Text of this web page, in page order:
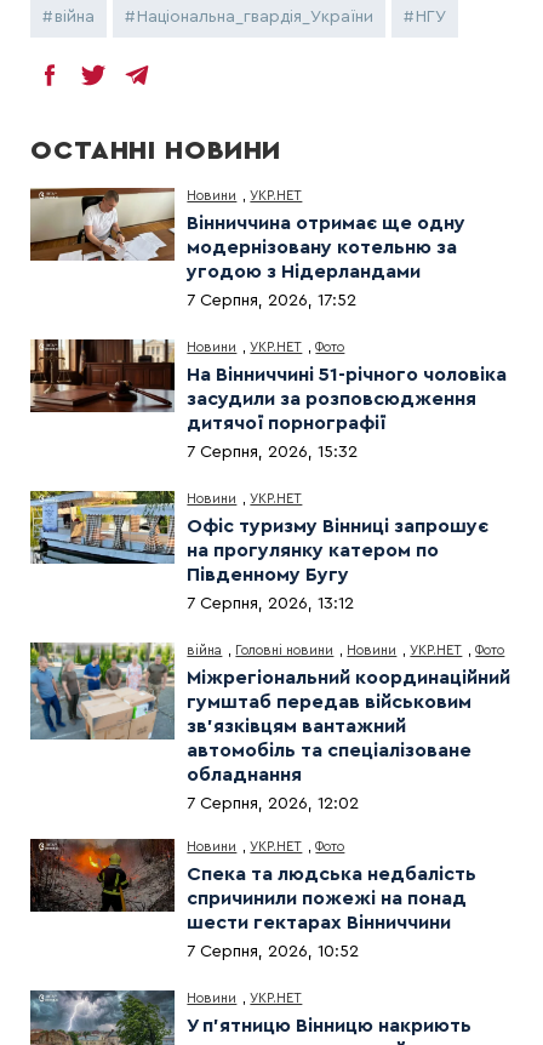
війна Національна_гвардія_України НГУ
ОСТАННІ НОВИНИ
Новини ,УКР.НЕТ
Вінниччина отримає ще одну
модернізовану котельню за
угодою з Нідерландами
7 Серпня, 2026, 17:52
Новини ,УКР.НЕТ ,Фото
На Вінниччині 51-річного чоловіка
засудили за розповсюдження
дитячої порнографії
7 Серпня, 2026, 15:32
Новини ,УКР.НЕТ
Офіс туризму Вінниці запрошує
на прогулянку катером по
Південному Бугу
7 Серпня, 2026, 13:12
війна Головні новини Новини ,УКР.НЕТ ,Фото
Міжрегіональний координаційний
гумштаб передав військовим
зв’язківцям вантажний
автомобіль та спеціалізоване
обладнання
7 Серпня, 2026, 12:02
Новини ,УКР.НЕТ ,Фото
Спека та людська недбалість
спричинили пожежі на понад
шести гектарах Вінниччини
7 Серпня, 2026, 10:52
Новини ,УКР.НЕТ
У п’ятницю Вінницю накриють